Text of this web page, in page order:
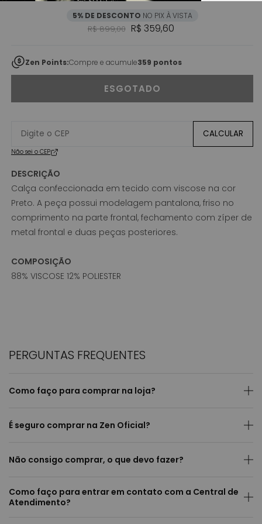
5% DE DESCONTO NO PIX À VISTA
Preço normal
R$ 899,00 Preço promocional
R$ 359,60
Zen Points:Compre e acumule359 pontos
ESGOTADO
CALCULAR
Não sei o CEP
DESCRIÇÃO
Calça confeccionada em tecido com viscose na cor
Preto. A peça possui modelagem pantalona, friso no
comprimento na parte frontal, fechamento com zíper de
metal frontal e duas peças posteriores.
COMPOSIÇÃO
88% VISCOSE 12% POLIESTER
PERGUNTAS FREQUENTES
Como faço para comprar na loja?
É seguro comprar na Zen Oficial?
Não consigo comprar, o que devo fazer?
Como faço para entrar em contato com a Central de
Atendimento?